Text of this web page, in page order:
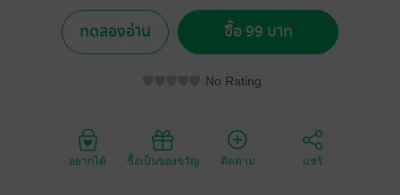
ทดลองอ่าน ซื้อ 99 บาท
No Rating
อยากได้ ซื้อเป็นของขวัญ ติดตาม แชร์